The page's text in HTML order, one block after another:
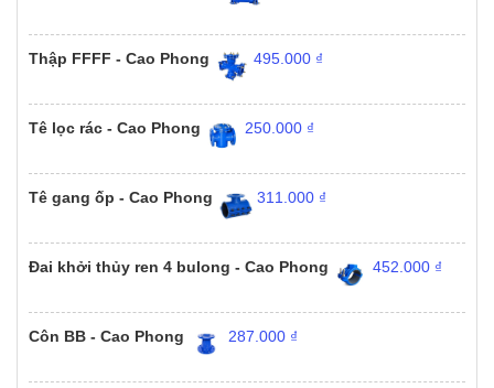
Thập FFFF - Cao Phong 495.000 ₫
Tê lọc rác - Cao Phong 250.000 ₫
Tê gang ốp - Cao Phong 311.000 ₫
Đai khởi thủy ren 4 bulong - Cao Phong 452.000 ₫
Côn BB - Cao Phong 287.000 ₫